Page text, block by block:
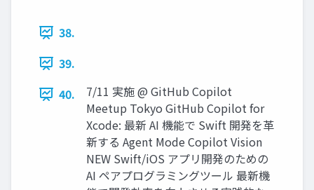
38.
39.
40.
7/11 実施 @ GitHub Copilot
Meetup Tokyo GitHub Copilot for
Xcode: 最新 AI 機能で Swift 開発を⾰
新する Agent Mode Copilot Vision
NEW Swift/iOS アプリ開発のための
AI ペアプログラミングツール 最新機